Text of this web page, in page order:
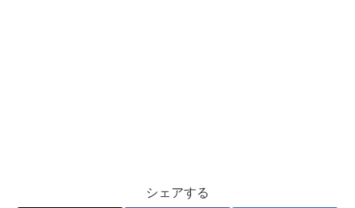
シェアする